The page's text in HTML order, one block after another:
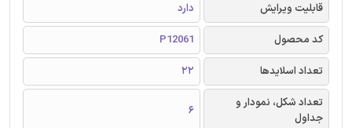
قابلیت ویرایش
دارد
کد محصول
P12061
تعداد اسلایدها
22
تعداد شکل، نمودار و
جداول
6